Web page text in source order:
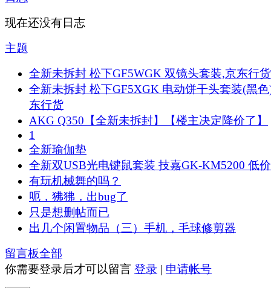
现在还没有日志
主题
全新未拆封 松下GF5WGK 双镜头套装,京东行货
全新未拆封 松下GF5XGK 电动饼干头套装(黑
东行货
AKG Q350【全新未拆封】【楼主决定降价了】
1
全新瑜伽垫
全新双USB光电键鼠套装 技嘉GK-KM5200 低
有玩机械舞的吗？
呃，狒狒，出bug了
只是想删帖而已
出几个闲置物品（三）手机，毛球修剪器
留言板全部
你需要登录后才可以留言 登录 | 申请帐号